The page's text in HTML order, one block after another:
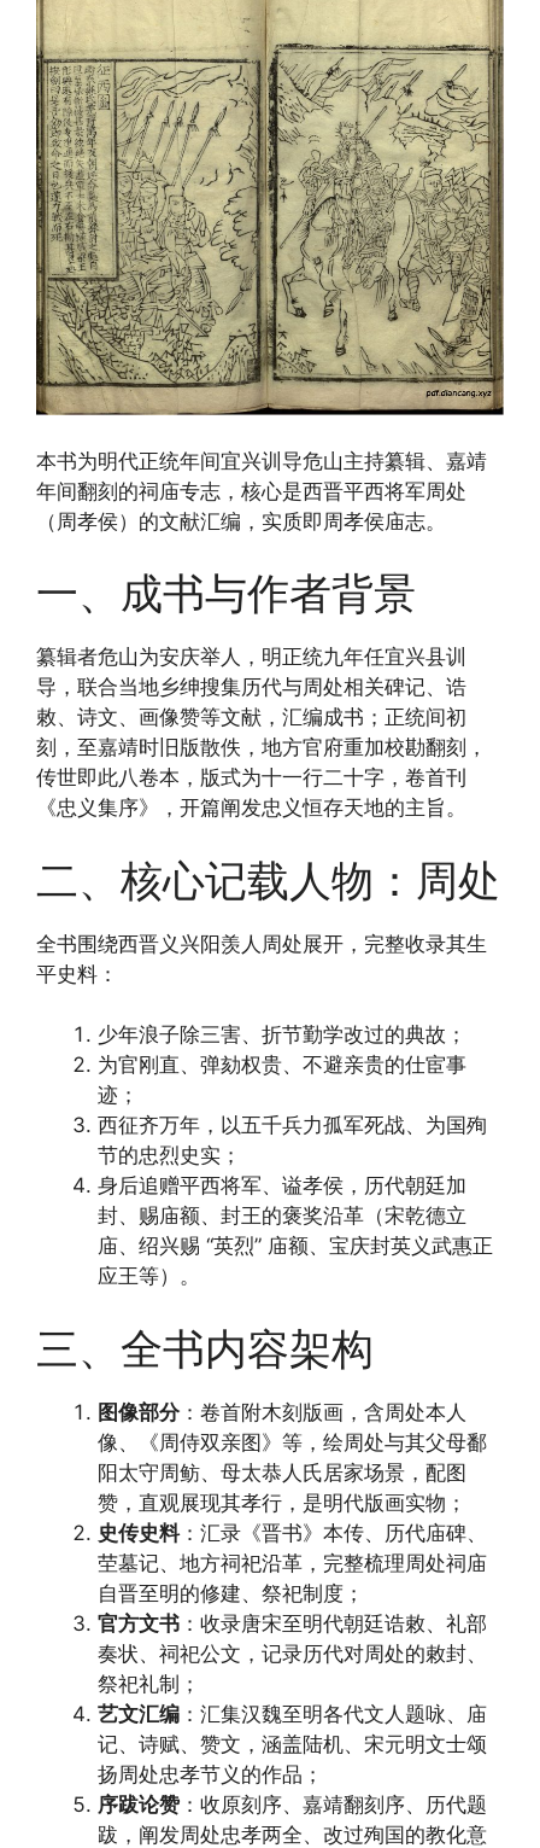
本书为明代正统年间宜兴训导危山主持纂辑、嘉靖
年间翻刻的祠庙专志，核心是西晋平西将军周处
（周孝侯）的文献汇编，实质即周孝侯庙志。
一、成书与作者背景
纂辑者危山为安庆举人，明正统九年任宜兴县训
导，联合当地乡绅搜集历代与周处相关碑记、诰
敕、诗文、画像赞等文献，汇编成书；正统间初
刻，至嘉靖时旧版散佚，地方官府重加校勘翻刻，
传世即此八卷本，版式为十一行二十字，卷首刊
《忠义集序》，开篇阐发忠义恒存天地的主旨。
二、核心记载人物：周处
全书围绕西晋义兴阳羡人周处展开，完整收录其生
平史料：
少年浪子除三害、折节勤学改过的典故；
为官刚直、弹劾权贵、不避亲贵的仕宦事
迹；
西征齐万年，以五千兵力孤军死战、为国殉
节的忠烈史实；
身后追赠平西将军、谥孝侯，历代朝廷加
封、赐庙额、封王的褒奖沿革（宋乾德立
庙、绍兴赐 “英烈” 庙额、宝庆封英义武惠正
应王等）。
三、全书内容架构
图像部分 ：卷首附木刻版画，含周处本人
像、《周侍双亲图》等，绘周处与其父母鄱
阳太守周鲂、母太恭人氏居家场景，配图
赞，直观展现其孝行，是明代版画实物；
史传史料：汇录《晋书》本传、历代庙碑、
茔墓记、地方祠祀沿革，完整梳理周处祠庙
自晋至明的修建、祭祀制度；
官方文书 ：收录唐宋至明代朝廷诰敕、礼部
奏状、祠祀公文，记录历代对周处的敕封、
祭祀礼制；
艺文汇编 ：汇集汉魏至明各代文人题咏、庙
记、诗赋、赞文，涵盖陆机、宋元明文士颂
扬周处忠孝节义的作品；
序跋论赞 ：收原刻序、嘉靖翻刻序、历代题
跋，阐发周处忠孝两全、改过殉国的教化意